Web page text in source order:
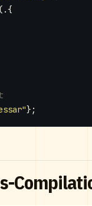
(.{
};